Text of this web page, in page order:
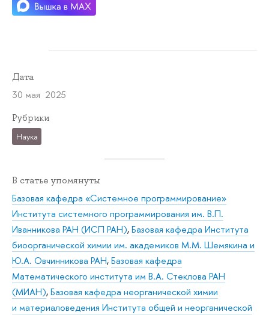
Дата
30 мая 2025
Рубрики
Наука
В статье упомянуты
Базовая кафедра «Системное программирование»
Института системного программирования им. В.П.
Иванникова РАН (ИСП РАН),Базовая кафедра Института
биоорганической химии им. академиков М.М. Шемякина и
Ю.А. Овчинникова РАН,Базовая кафедра
Математического института им В.А. Стеклова РАН
(МИАН),Базовая кафедра неорганической химии
и материаловедения Института общей и неорганической